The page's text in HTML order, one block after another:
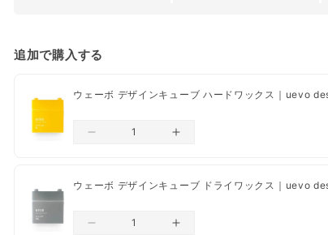
配送業者は、ヤマト運輸、日本郵便、楽天エクスプレスと
【クレジットカード決済・あと払い（ペイディ）・
ご注文日から、1営業日～10営業日以内に発送
配送は日本国内のみとさせていただきます。
ペーパーレス推奨のため納品書・領収書は未同梱でご
一部出荷が遅れる商品に関しては、別途のご連絡をい
追加で購入する
ウェーボ デザインキューブ ハードワックス｜uevo
ウェーボ デザインキューブ ドライワックス｜uevo